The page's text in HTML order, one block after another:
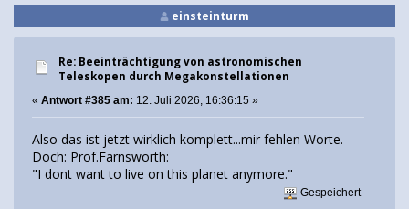
einsteinturm
Re: Beeinträchtigung von astronomischen
Teleskopen durch Megakonstellationen
« Antwort #385 am: 12. Juli 2026, 16:36:15 »
Also das ist jetzt wirklich komplett...mir fehlen Worte.
Doch: Prof.Farnsworth:
"I dont want to live on this planet anymore."
Gespeichert